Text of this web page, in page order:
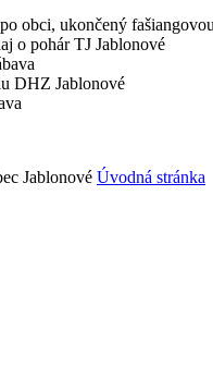
obci, ukončený
o pohár TJ Jablonové
DHZ Jablonové
Jablonové Úvodná stránka